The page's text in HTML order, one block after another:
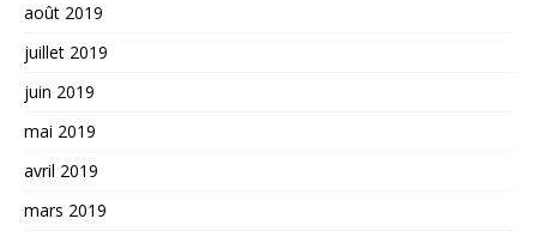
août 2019
juillet 2019
juin 2019
mai 2019
avril 2019
mars 2019